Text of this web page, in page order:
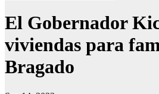
El Gobernador
viviendas para
Bragado